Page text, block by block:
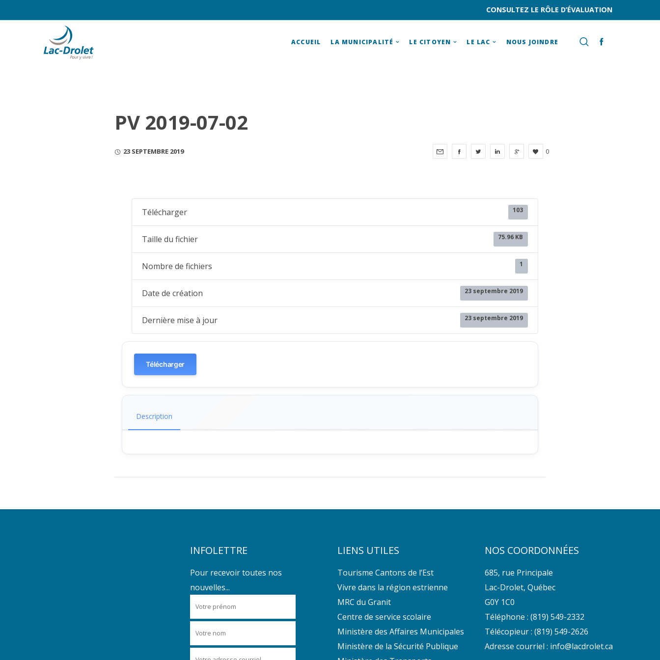
CONSULTEZ LE RÔLE D’ÉVALUATION
ACCUEIL LA MUNICIPALITÉ LE CITOYEN LE LAC NOUS JOINDRE
PV 2019-07-02
23 SEPTEMBRE 2019 0
Télécharger 103
Taille du fichier 75.96 KB
Nombre de fichiers 1
Date de création 23 septembre 2019
Dernière mise à jour 23 septembre 2019
Télécharger
Description
INFOLETTRE
Pour recevoir toutes nos
nouvelles...
LIENS UTILES
Tourisme Cantons de l’Est
Vivre dans la région estrienne
MRC du Granit
Centre de service scolaire
Ministère des Affaires Municipales
Ministère de la Sécurité Publique
NOS COORDONNÉES
685, rue Principale
Lac-Drolet, Québec
G0Y 1C0
Téléphone : (819) 549-2332
Télécopieur : (819) 549-2626
Adresse courriel : info@lacdrolet.ca